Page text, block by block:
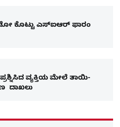
ಕೊಟ್ಟು ಎಸ್​ಐಆರ್​ ಫಾರಂ
ಪ್ರಶ್ನಿಸಿದ ವ್ಯಕ್ತಿಯ ಮೇಲೆ ತಾಯಿ-
ದಾಖಲು